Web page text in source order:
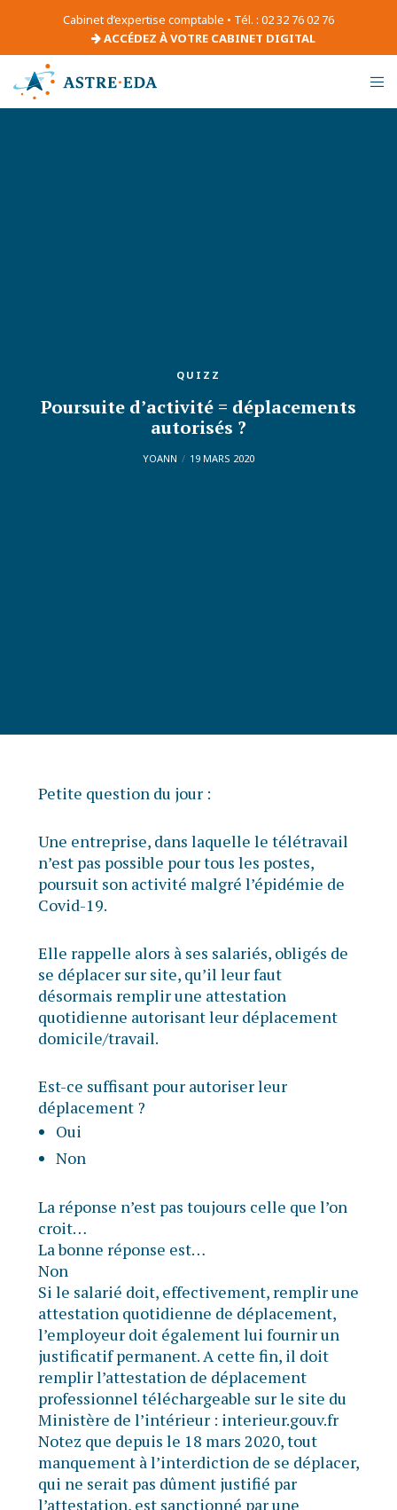
Cabinet d’expertise comptable • Tél. : 02 32 76 02 76
ACCÉDEZ À VOTRE CABINET DIGITAL
QUIZZ
Poursuite d’activité = déplacements
autorisés ?
YOANN 19 MARS 2020
Petite question du jour :
Une entreprise, dans laquelle le télétravail
n’est pas possible pour tous les postes,
poursuit son activité malgré l’épidémie de
Covid-19.
Elle rappelle alors à ses salariés, obligés de
se déplacer sur site, qu’il leur faut
désormais remplir une attestation
quotidienne autorisant leur déplacement
domicile/travail.
Est-ce suffisant pour autoriser leur
déplacement ?
Oui
Non
La réponse n’est pas toujours celle que l’on
croit…
La bonne réponse est…
Non
Si le salarié doit, effectivement, remplir une
attestation quotidienne de déplacement,
l’employeur doit également lui fournir un
justificatif permanent. A cette fin, il doit
remplir l’attestation de déplacement
professionnel téléchargeable sur le site du
Ministère de l’intérieur : interieur.gouv.fr
Notez que depuis le 18 mars 2020, tout
manquement à l’interdiction de se déplacer,
qui ne serait pas dûment justifié par
l’attestation, est sanctionné par une